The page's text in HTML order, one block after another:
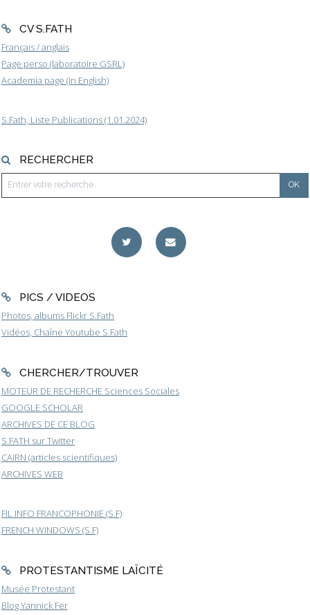
CV S.FATH
Français / anglais
Page perso (laboratoire GSRL)
Academia page (in English)
S.Fath, Liste Publications (1.01.2024)
RECHERCHER
PICS / VIDEOS
Photos, albums Flickr S.Fath
Vidéos, Chaîne Youtube S.Fath
CHERCHER/TROUVER
MOTEUR DE RECHERCHE Sciences Sociales
GOOGLE SCHOLAR
ARCHIVES DE CE BLOG
S.FATH sur Twitter
CAIRN (articles scientifiques)
ARCHIVES WEB
FIL INFO FRANCOPHONIE (S.F)
FRENCH WINDOWS (S.F)
PROTESTANTISME LAÏCITÉ
Musée Protestant
Blog Yannick Fer